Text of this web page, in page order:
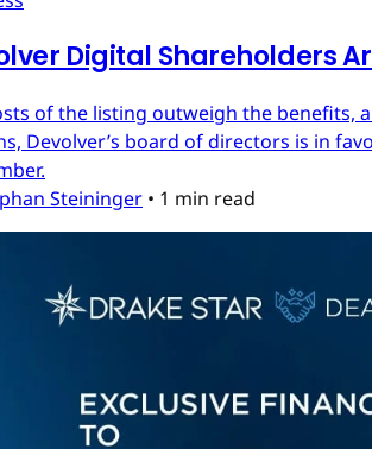
Digital Shareholders
of the listing outweigh the benefits,
Devolver’s board of directors is in
Steininger • 1 min read